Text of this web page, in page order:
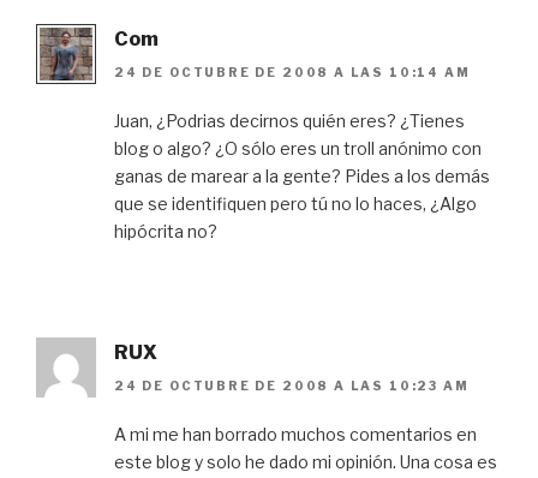
Com
24 DE OCTUBRE DE 2008 A LAS 10:14 AM
Juan, ¿Podrias decirnos quién eres? ¿Tienes
blog o algo? ¿O sólo eres un troll anónimo con
ganas de marear a la gente? Pides a los demás
que se identifiquen pero tú no lo haces, ¿Algo
hipócrita no?
RUX
24 DE OCTUBRE DE 2008 A LAS 10:23 AM
A mi me han borrado muchos comentarios en
este blog y solo he dado mi opinión. Una cosa es